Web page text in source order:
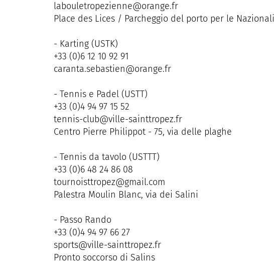
labouletropezienne@orange.fr
Place des Lices / Parcheggio del porto per le Nazionali
- Karting (USTK)
+33 (0)6 12 10 92 91
caranta.sebastien@orange.fr
- Tennis e Padel (USTT)
+33 (0)4 94 97 15 52
tennis-club@ville-sainttropez.fr
Centro Pierre Philippot - 75, via delle plaghe
- Tennis da tavolo (USTTT)
+33 (0)6 48 24 86 08
tournoisttropez@gmail.com
Palestra Moulin Blanc, via dei Salini
- Passo Rando
+33 (0)4 94 97 66 27
sports@ville-sainttropez.fr
Pronto soccorso di Salins